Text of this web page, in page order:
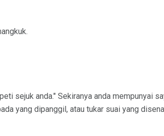
sejuk anda." Sekiranya anda mempunyai
yang dipanggil, atau tukar suai yang